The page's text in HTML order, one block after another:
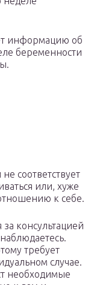
информацию об
беременности
соответствует
или, хуже
к себе.
консультацией
требует
случае.
необходимые